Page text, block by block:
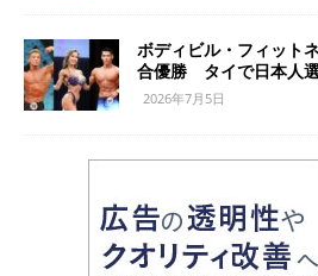
ボディビル・フィット
合優勝 タイで日本人
2026年7月5日